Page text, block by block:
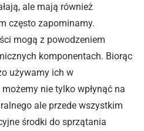
ale mają również
często zapominamy.
mogą z powodzeniem
komponentach. Biorąc
używamy ich w
nie tylko wpłynąć na
ale przede wszystkim
środki do sprzątania